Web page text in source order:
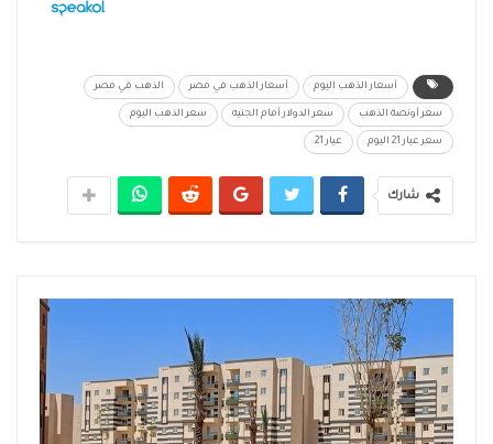
أسعار الذهب اليوم أسعار الذهب في مصر الذهب في مصر
سعر أونصة الذهب سعر الدولار أمام الجنيه سعر الذهب اليوم
سعر عيار 21 اليوم عيار 21
شارك